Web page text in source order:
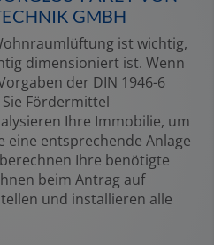
GMBH
ist wichtig,
dimensioniert ist. Wenn
der DIN 1946-6
Fördermittel
Ihre Immobilie, um
eine entsprechende Anlage
Ihre benötigte
beim Antrag auf
und installieren alle